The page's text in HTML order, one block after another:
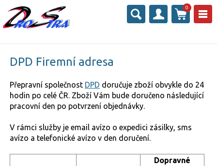
0
DPD Firemní adresa
Přepravní společnost DPD doručuje zboží obvykle do 24
hodin po celé ČR. Zboží Vám bude doručeno následující
pracovní den po potvrzení objednávky.
V rámci služby je email avízo o expedici zásilky, sms
avízo a telefonické avízo v den doručení.
Dopravné